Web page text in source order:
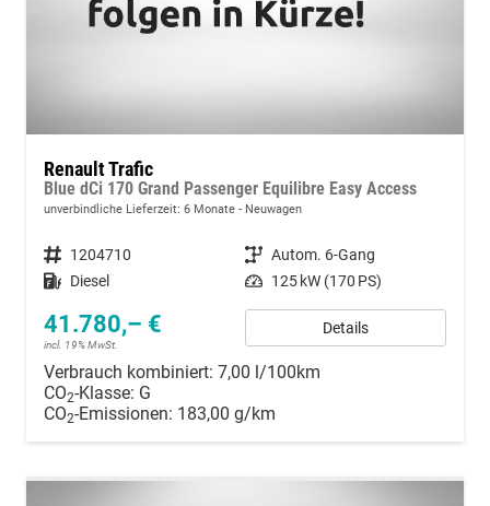
Renault Trafic
Blue dCi 170 Grand Passenger Equilibre Easy Access
unverbindliche Lieferzeit: 6 Monate Neuwagen
Fahrzeugnummer 1204710 Getriebe Autom. 6-Gang
Kraftstoff Diesel Leistung 125 kW (170 PS)
41.780,– €
incl. 19% MwSt.
Details
Verbrauch kombiniert: 7,00 l/100km
CO2-Klasse: G
CO2-Emissionen: 183,00 g/km